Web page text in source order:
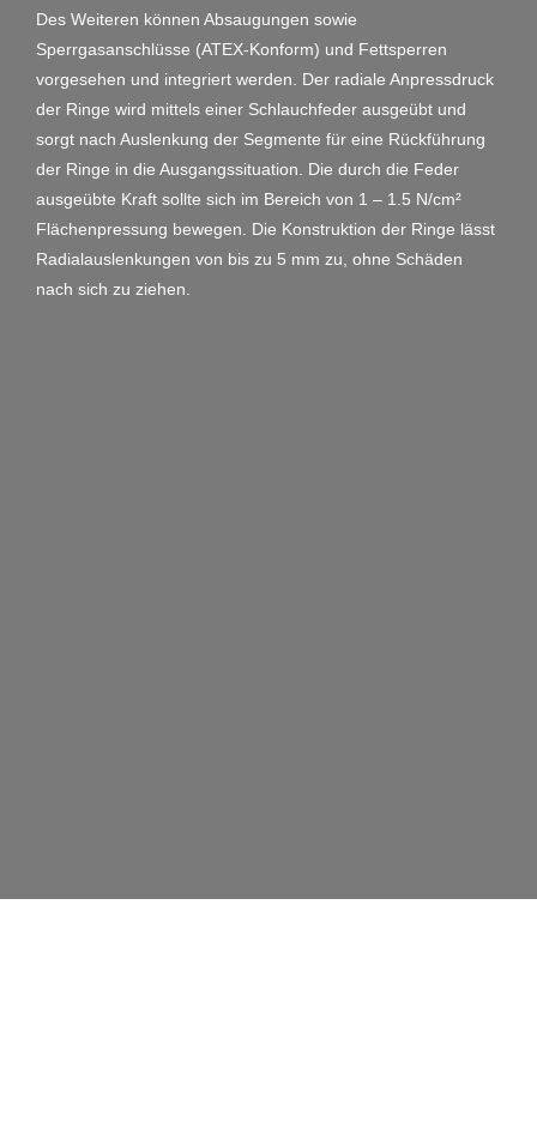
Des Weiteren können Absaugungen sowie
Sperrgasanschlüsse (ATEX-Konform) und Fettsperren
vorgesehen und integriert werden. Der radiale Anpressdruck
der Ringe wird mittels einer Schlauchfeder ausgeübt und
sorgt nach Auslenkung der Segmente für eine Rückführung
der Ringe in die Ausgangssituation. Die durch die Feder
ausgeübte Kraft sollte sich im Bereich von 1 – 1.5 N/cm²
Flächenpressung bewegen. Die Konstruktion der Ringe lässt
Radialauslenkungen von bis zu 5 mm zu, ohne Schäden
nach sich zu ziehen.